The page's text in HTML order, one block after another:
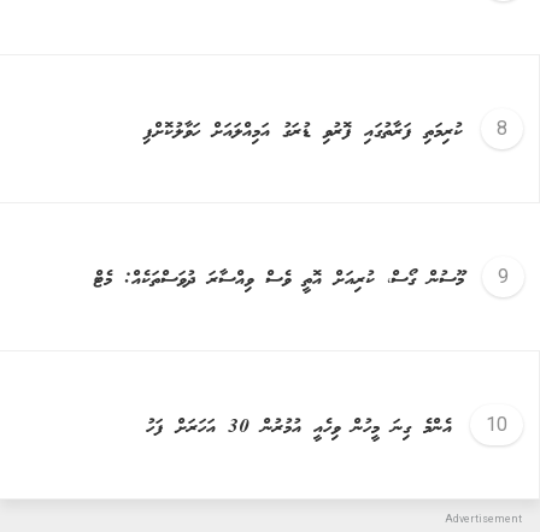
ކުރިމަތި ފަރާތުގައި ފޮރުވި ޑުރަގު އަމިއްލައަށް ހަވާލުކޮށްފި
މޫސުން ގޯސް، ކުރިއަށް އޮތީ ވެސް ވިއްސާރަ ދުވަސްތަކެއް: މެޓް
އެންމެ ގިނަ މީހުން ވިހެއީ އުމުރުން 30 އަހަރަށް ފަހު